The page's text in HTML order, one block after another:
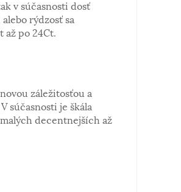
v súčasnosti dosť
rýdzosť sa
až po 24Ct.
záležitosťou a
súčasnosti je škála
decentnejších až